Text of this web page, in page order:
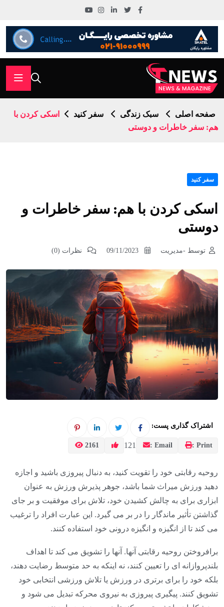
صفحه اصلی سبک زندگی سفر کنید
اسکی کردن با
هم: سفر خاطرات و دوستی
سفر کنید
اسکی کردن با هم: سفر خاطرات و
دوستی
توسط -مدیریت 09/11/2023 نظرات (0)
اشتراک گذاری پست:
Print :
Email :
121
2161
روحیه رقابتی خود را تقویت کنید، به دنبال پیروزی باشید و اجازه
دهید ورزش میراث شما باشد، جوهر پذیرش ورزش به عنوان
ابزاری برای به چالش کشیدن خود، تلاش برای موفقیت و بر جای
گذاشتن تأثیر ماندگار را در بر می گیرد. این عبارت افراد را ترغیب
می کند تا از انگیزه و انگیزه درونی خود استفاده کنند.
برافروختن روحیه رقابتی آنها. آنها را تشویق می کند تا اهداف
بلندپروازانه ای را تعیین کنند، نه اینکه به حد متوسط ​​رضایت دهند،
بلکه خود را برای برتری در ورزش یا تلاش ورزشی انتخابی خود
تشویق کنند. پیگیری پیروزی به نیروی محرکه تبدیل می شود و